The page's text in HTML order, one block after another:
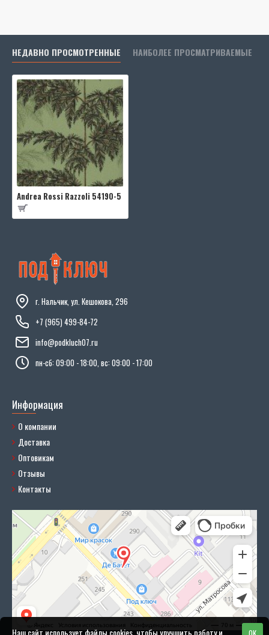
НЕДАВНО ПРОСМОТРЕННЫЕ НАИБОЛЕЕ ПРОСМАТРИВАЕМЫЕ
Andrea Rossi Razzoli 54190-5
г. Нальчик, ул. Кешокова, 296
+7 (965) 499-84-72
info@podkluch07.ru
пн-сб: 09:00 - 18:00, вс: 09:00 - 17:00
Информация
О компании
Доставка
Оптовикам
Отзывы
Контакты
Наш сайт использует файлы cookies, чтобы улучшить работу и